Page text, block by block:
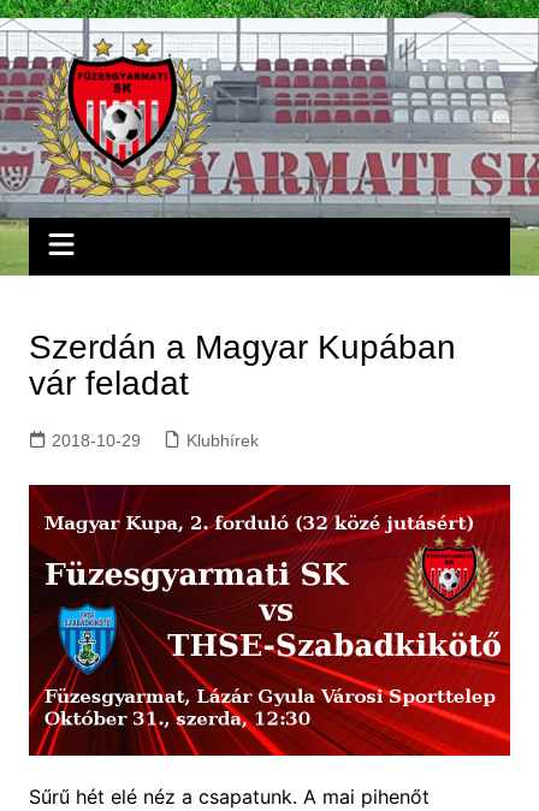
Skip
to
content
Szerdán a Magyar Kupában
vár feladat
2018-10-29 Klubhírek
Sűrű hét elé néz a csapatunk. A mai pihenőt